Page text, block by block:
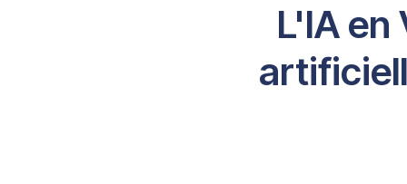
L'IA